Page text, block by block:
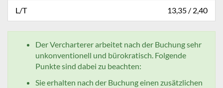
L/T 13,35 / 2,40
Der Vercharterer arbeitet nach der Buchung sehr
unkonventionell und bürokratisch. Folgende
Punkte sind dabei zu beachten:
Sie erhalten nach der Buchung einen zusätzlichen